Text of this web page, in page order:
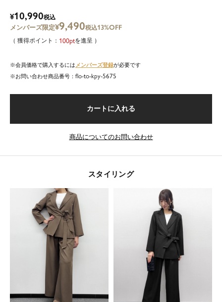
¥10,990税込
¥9,490税込13%OFF
100 を進呈
会員価格で購入するには メンバーズ登録が必要です
商品番号
flo-to-kpy-5675
カートに入れる
商品についてのお問い合わせ
スタイリング